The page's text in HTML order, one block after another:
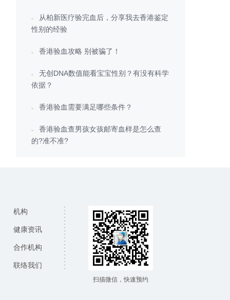
从柏新医疗验完血后，分享我去香港鉴定
性别的经验
香港验血攻略 别被骗了！
无创DNA数值能看宝宝性别？有没有科学
依据？
香港验血需要满足哪些条件？
香港验血查男孩女孩邮寄血样是怎么查
的?准不准?
机构
健康资讯
合作机构
联络我们
扫描微信，快速预约